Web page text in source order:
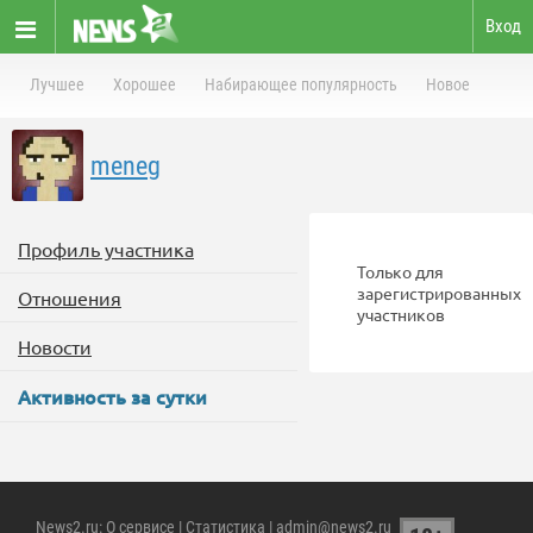
Вход
Лучшее Хорошее Набирающее популярность Новое
meneg
Профиль участника
Отношения
Новости
Активность за сутки
Только для
зарегистрированных
участников
News2.ru: О сервисе | Статистика | admin@news2.ru